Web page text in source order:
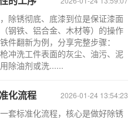
除锈彻底、底漆到位是保证漆面
钢铁、铝合金、木材等）的操作
件翻新为例，分享完整步骤：
冲洗工件表面的灰尘、油污、泥
除油剂或洗......
2026-01-24 13:54:23
化流程
套标准化流程，核心是做好除锈